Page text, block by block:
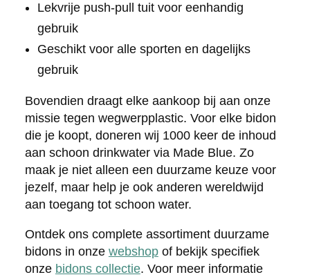
Lekvrije push-pull tuit voor eenhandig
gebruik
Geschikt voor alle sporten en dagelijks
gebruik
Bovendien draagt elke aankoop bij aan onze
missie tegen wegwerpplastic. Voor elke bidon
die je koopt, doneren wij 1000 keer de inhoud
aan schoon drinkwater via Made Blue. Zo
maak je niet alleen een duurzame keuze voor
jezelf, maar help je ook anderen wereldwijd
aan toegang tot schoon water.
Ontdek ons complete assortiment duurzame
bidons in onze webshopof bekijk specifiek
onze bidons collectie. Voor meer informatie